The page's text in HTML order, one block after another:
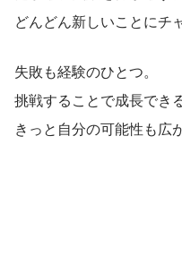
どんどん新しいことにチ
失敗も経験のひとつ。
挑戦することで成長できる
きっと自分の可能性も広